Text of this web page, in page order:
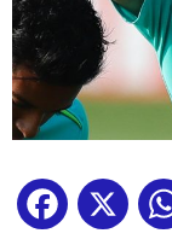
Facebook
X